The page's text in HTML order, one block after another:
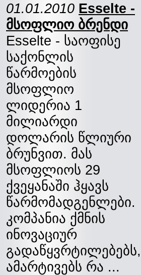
01.01.2010 Esselte -
მსოფლიო ბრენდი
Esselte - საოფისე
საქონლის
წარმოების
მსოფლიო
ლიდერია 1
მილიარდი
დოლარის წლიური
ბრუნვით. მას
მსოფლიოს 29
ქვეყანაში ჰყავს
წარმომადგენლები.
კომპანია ქმნის
ინოვაციურ
გადაწყვრტილებებს,
ამარტივებს რა ...